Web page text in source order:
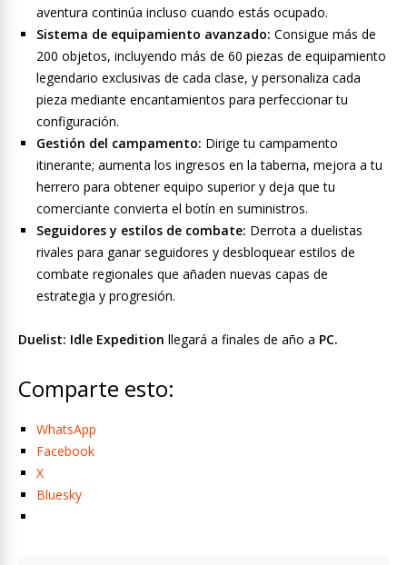
aventura continúa incluso cuando estás ocupado.
Sistema de equipamiento avanzado: Consigue más de
200 objetos, incluyendo más de 60 piezas de equipamiento
legendario exclusivas de cada clase, y personaliza cada
pieza mediante encantamientos para perfeccionar tu
configuración.
Gestión del campamento: Dirige tu campamento
itinerante; aumenta los ingresos en la taberna, mejora a tu
herrero para obtener equipo superior y deja que tu
comerciante convierta el botín en suministros.
Seguidores y estilos de combate: Derrota a duelistas
rivales para ganar seguidores y desbloquear estilos de
combate regionales que añaden nuevas capas de
estrategia y progresión.
Duelist: Idle Expedition llegará a finales de año a PC.
Comparte esto:
WhatsApp
Facebook
X
Bluesky